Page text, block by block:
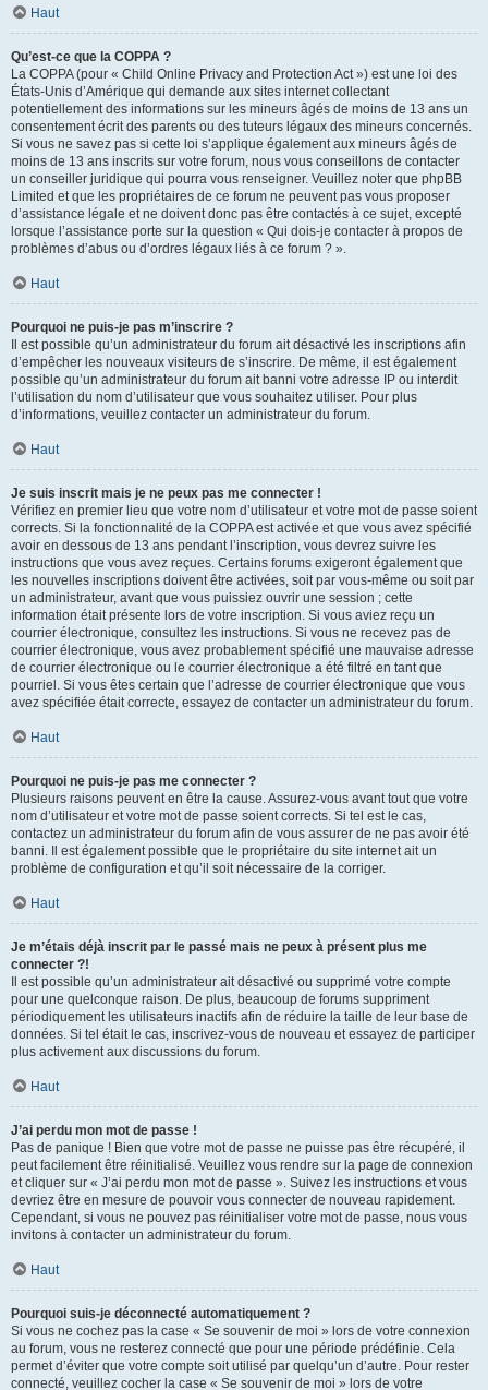
Haut
Qu’est-ce que la COPPA ?
La COPPA (pour « Child Online Privacy and Protection Act ») est une loi des
États-Unis d’Amérique qui demande aux sites internet collectant
potentiellement des informations sur les mineurs âgés de moins de 13 ans un
consentement écrit des parents ou des tuteurs légaux des mineurs concernés.
Si vous ne savez pas si cette loi s’applique également aux mineurs âgés de
moins de 13 ans inscrits sur votre forum, nous vous conseillons de contacter
un conseiller juridique qui pourra vous renseigner. Veuillez noter que phpBB
Limited et que les propriétaires de ce forum ne peuvent pas vous proposer
d’assistance légale et ne doivent donc pas être contactés à ce sujet, excepté
lorsque l’assistance porte sur la question « Qui dois-je contacter à propos de
problèmes d’abus ou d’ordres légaux liés à ce forum ? ».
Haut
Pourquoi ne puis-je pas m’inscrire ?
Il est possible qu’un administrateur du forum ait désactivé les inscriptions afin
d’empêcher les nouveaux visiteurs de s’inscrire. De même, il est également
possible qu’un administrateur du forum ait banni votre adresse IP ou interdit
l’utilisation du nom d’utilisateur que vous souhaitez utiliser. Pour plus
d’informations, veuillez contacter un administrateur du forum.
Haut
Je suis inscrit mais je ne peux pas me connecter !
Vérifiez en premier lieu que votre nom d’utilisateur et votre mot de passe soient
corrects. Si la fonctionnalité de la COPPA est activée et que vous avez spécifié
avoir en dessous de 13 ans pendant l’inscription, vous devrez suivre les
instructions que vous avez reçues. Certains forums exigeront également que
les nouvelles inscriptions doivent être activées, soit par vous-même ou soit par
un administrateur, avant que vous puissiez ouvrir une session ; cette
information était présente lors de votre inscription. Si vous aviez reçu un
courrier électronique, consultez les instructions. Si vous ne recevez pas de
courrier électronique, vous avez probablement spécifié une mauvaise adresse
de courrier électronique ou le courrier électronique a été filtré en tant que
pourriel. Si vous êtes certain que l’adresse de courrier électronique que vous
avez spécifiée était correcte, essayez de contacter un administrateur du forum.
Haut
Pourquoi ne puis-je pas me connecter ?
Plusieurs raisons peuvent en être la cause. Assurez-vous avant tout que votre
nom d’utilisateur et votre mot de passe soient corrects. Si tel est le cas,
contactez un administrateur du forum afin de vous assurer de ne pas avoir été
banni. Il est également possible que le propriétaire du site internet ait un
problème de configuration et qu’il soit nécessaire de la corriger.
Haut
Je m’étais déjà inscrit par le passé mais ne peux à présent plus me
connecter ?!
Il est possible qu’un administrateur ait désactivé ou supprimé votre compte
pour une quelconque raison. De plus, beaucoup de forums suppriment
périodiquement les utilisateurs inactifs afin de réduire la taille de leur base de
données. Si tel était le cas, inscrivez-vous de nouveau et essayez de participer
plus activement aux discussions du forum.
Haut
J’ai perdu mon mot de passe !
Pas de panique ! Bien que votre mot de passe ne puisse pas être récupéré, il
peut facilement être réinitialisé. Veuillez vous rendre sur la page de connexion
et cliquer sur « J’ai perdu mon mot de passe ». Suivez les instructions et vous
devriez être en mesure de pouvoir vous connecter de nouveau rapidement.
Cependant, si vous ne pouvez pas réinitialiser votre mot de passe, nous vous
invitons à contacter un administrateur du forum.
Haut
Pourquoi suis-je déconnecté automatiquement ?
Si vous ne cochez pas la case « Se souvenir de moi » lors de votre connexion
au forum, vous ne resterez connecté que pour une période prédéfinie. Cela
permet d’éviter que votre compte soit utilisé par quelqu’un d’autre. Pour rester
connecté, veuillez cocher la case « Se souvenir de moi » lors de votre